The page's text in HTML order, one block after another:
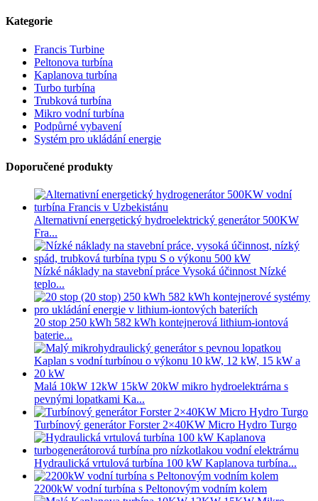
Kategorie
Francis Turbine
Peltonova turbína
Kaplanova turbína
Turbo turbína
Trubková turbína
Mikro vodní turbína
Podpůrné vybavení
Systém pro ukládání energie
Doporučené produkty
Alternativní energetický hydroelektrický generátor 500KW
Fra...
Nízké náklady na stavební práce Vysoká účinnost Nízké
teplo...
20 stop 250 kWh 582 kWh kontejnerová lithium-iontová
baterie...
Malá 10kW 12kW 15kW 20kW mikro hydroelektrárna s
pevnými lopatkami Ka...
Turbínový generátor Forster 2×40KW Micro Hydro Turgo
Hydraulická vrtulová turbína 100 kW Kaplanova turbína...
2200kW vodní turbína s Peltonovým vodním kolem